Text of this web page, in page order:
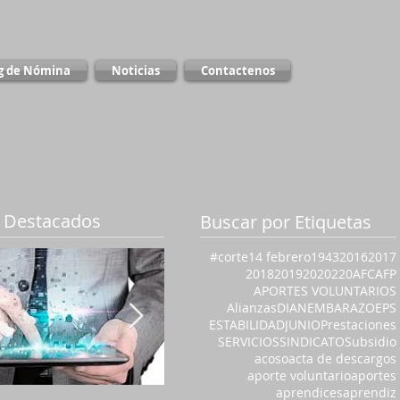
de Nómina Noticias Contactenos
Buscar por Etiquetas
#corte14 febrero194320162017
201820192020220AFCAFP
APORTES VOLUNTARIOS
AlianzasDIANEMBARAZOEPS
ESTABILIDADJUNIOPrestaciones
SERVICIOSSINDICATOSubsidio
acosoacta de descargos
aporte voluntarioaportes
aprendicesaprendiz